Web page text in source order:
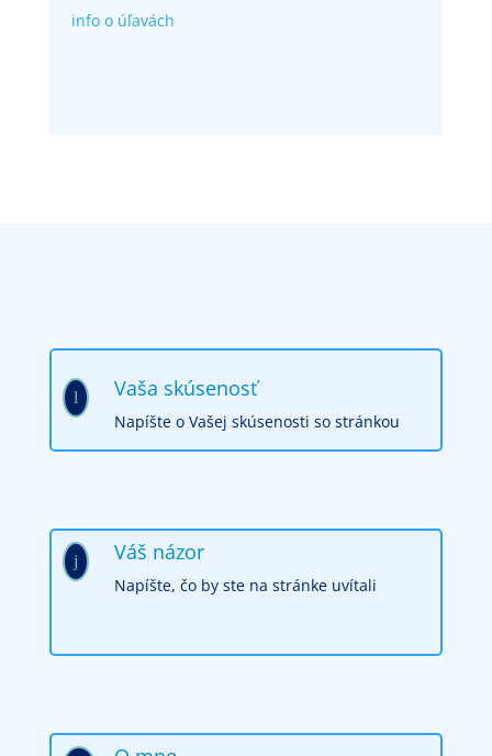
info o úľavách
l Vaša skúsenosť
Napíšte o Vašej skúsenosti so stránkou
j Váš názor
Napíšte, čo by ste na stránke uvítali